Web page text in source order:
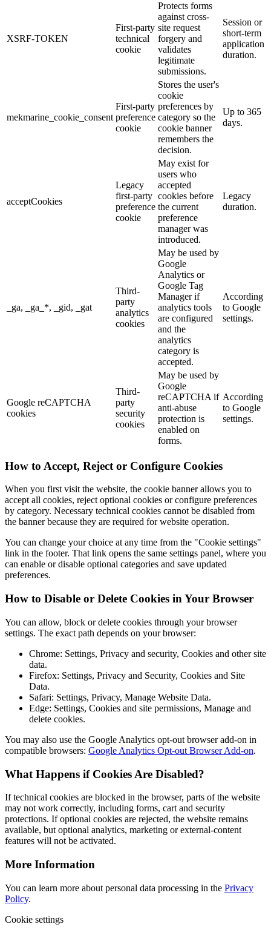
XSRF-TOKEN
First-party
technical
cookie
Protects forms
against cross-
site request
forgery and
validates
legitimate
submissions.
Session or
short-term
application
duration.
mekmarine_cookie_consent
First-party
preference
cookie
Stores the user's
cookie
preferences by
category so the
cookie banner
remembers the
decision.
Up to 365
days.
acceptCookies
Legacy
first-party
preference
cookie
May exist for
users who
accepted
cookies before
the current
preference
manager was
introduced.
Legacy
duration.
_ga, _ga_*, _gid, _gat
Third-
party
analytics
cookies
May be used by
Google
Analytics or
Google Tag
Manager if
analytics tools
are configured
and the
analytics
category is
accepted.
According
to Google
settings.
Google reCAPTCHA
cookies
Third-
party
security
cookies
May be used by
Google
reCAPTCHA if
anti-abuse
protection is
enabled on
forms.
According
to Google
settings.
How to Accept, Reject or Configure Cookies
When you first visit the website, the cookie banner allows you to
accept all cookies, reject optional cookies or configure preferences
by category. Necessary technical cookies cannot be disabled from
the banner because they are required for website operation.
You can change your choice at any time from the "Cookie settings"
link in the footer. That link opens the same settings panel, where you
can enable or disable optional categories and save updated
preferences.
How to Disable or Delete Cookies in Your Browser
You can allow, block or delete cookies through your browser
settings. The exact path depends on your browser:
Chrome: Settings, Privacy and security, Cookies and other site
data.
Firefox: Settings, Privacy and Security, Cookies and Site
Data.
Safari: Settings, Privacy, Manage Website Data.
Edge: Settings, Cookies and site permissions, Manage and
delete cookies.
You may also use the Google Analytics opt-out browser add-on in
compatible browsers: Google Analytics Opt-out Browser Add-on.
What Happens if Cookies Are Disabled?
If technical cookies are blocked in the browser, parts of the website
may not work correctly, including forms, cart and security
protections. If optional cookies are rejected, the website remains
available, but optional analytics, marketing or external-content
features will not be activated.
More Information
You can learn more about personal data processing in the Privacy
Policy.
Cookie settings